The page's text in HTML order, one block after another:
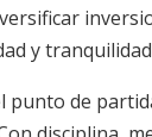
y
punto de